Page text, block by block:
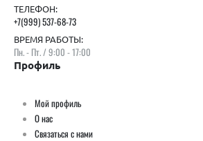
ТЕЛЕФОН:
+7(999) 537-68-73
ВРЕМЯ РАБОТЫ:
Пн. - Пт. / 9:00 - 17:00
Профиль
Мой профиль
О нас
Связаться с нами